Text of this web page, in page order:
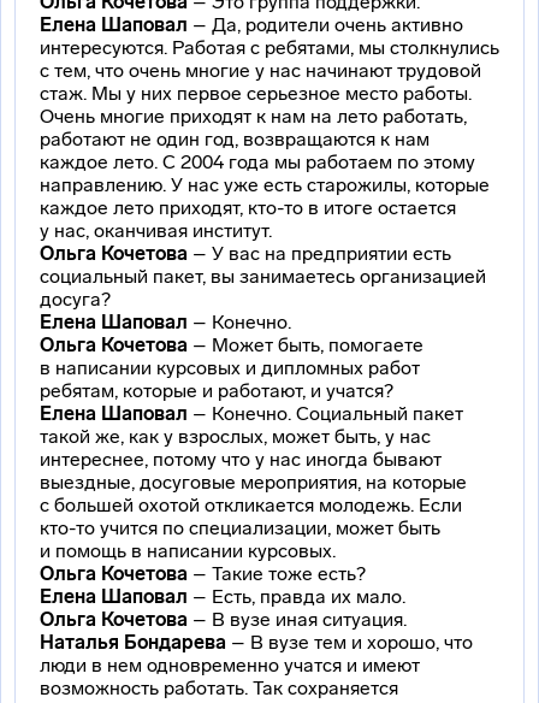
Елена Шаповал – Да, родители очень активно
интересуются. Работая с ребятами, мы столкнулись
с тем, что очень многие у нас начинают трудовой
стаж. Мы у них первое серьезное место работы.
Очень многие приходят к нам на лето работать,
работают не один год, возвращаются к нам
каждое лето. С 2004 года мы работаем по этому
направлению. У нас уже есть старожилы, которые
каждое лето приходят, кто-то в итоге остается
у нас, оканчивая институт.
Ольга Кочетова – У вас на предприятии есть
социальный пакет, вы занимаетесь организацией
досуга?
Елена Шаповал – Конечно.
Ольга Кочетова – Может быть, помогаете
в написании курсовых и дипломных работ
ребятам, которые и работают, и учатся?
Елена Шаповал – Конечно. Социальный пакет
такой же, как у взрослых, может быть, у нас
интереснее, потому что у нас иногда бывают
выездные, досуговые мероприятия, на которые
с большей охотой откликается молодежь. Если
кто-то учится по специализации, может быть
и помощь в написании курсовых.
Ольга Кочетова – Такие тоже есть?
Елена Шаповал – Есть, правда их мало.
Ольга Кочетова – В вузе иная ситуация.
Наталья Бондарева – В вузе тем и хорошо, что
люди в нем одновременно учатся и имеют
возможность работать. Так сохраняется